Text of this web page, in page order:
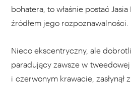
bohatera, to właśnie postać
źródłem jego rozpoznawalności.
Nieco ekscentryczny, ale
paradujący zawsze w
i czerwonym krawacie,